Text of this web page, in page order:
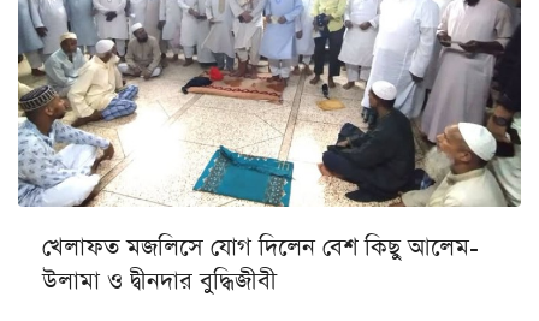
খেলাফত মজলিসে যোগ দিলেন বেশ কিছু আলেম-
উলামা ও দ্বীনদার বুদ্ধিজীবী